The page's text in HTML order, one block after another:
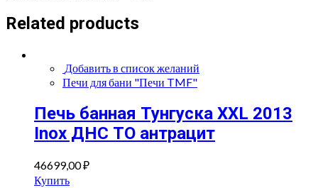
Related products
Добавить в список желаний
Печи для бани "Печи TMF"
Печь банная Тунгуска XXL 2013
Inox ДНС ТО антрацит
46699,00₽
Купить